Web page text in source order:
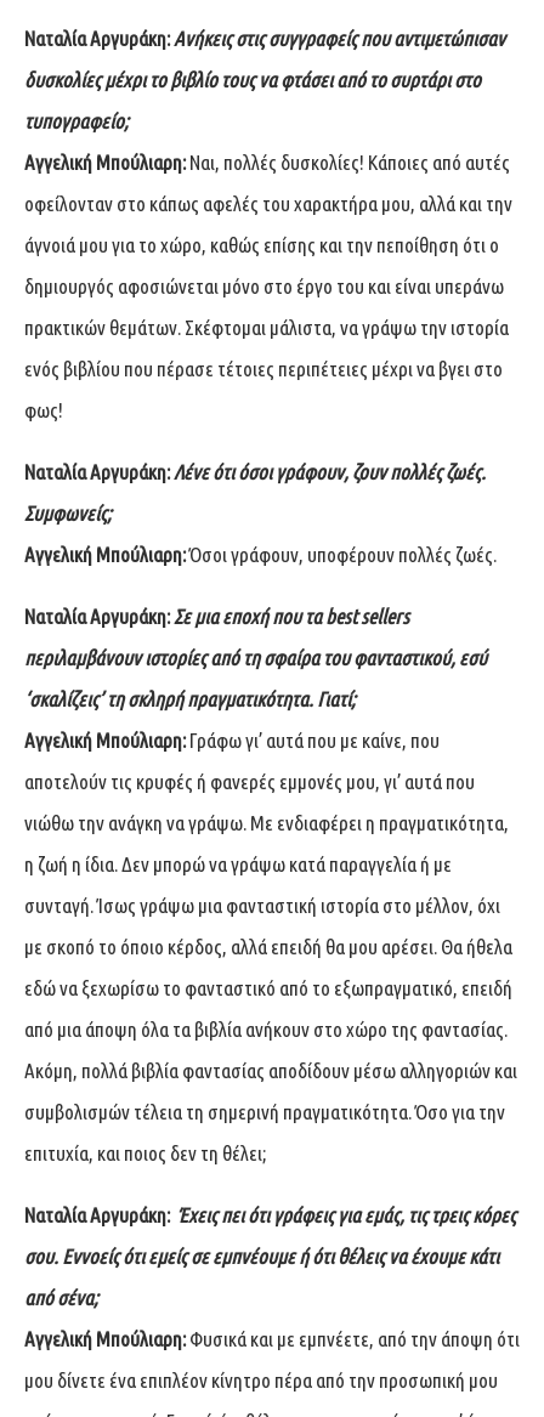
Ναταλία Αργυράκη:Ανήκεις στις συγγραφείς που αντιμετώπισαν
δυσκολίες μέχρι το βιβλίο τους να φτάσει από το συρτάρι στο
τυπογραφείο;
Αγγελική Μπούλιαρη:Ναι, πολλές δυσκολίες! Κάποιες από αυτές
οφείλονταν στο κάπως αφελές του χαρακτήρα μου, αλλά και την
άγνοιά μου για το χώρο, καθώς επίσης και την πεποίθηση ότι ο
δημιουργός αφοσιώνεται μόνο στο έργο του και είναι υπεράνω
πρακτικών θεμάτων. Σκέφτομαι μάλιστα, να γράψω την ιστορία
ενός βιβλίου που πέρασε τέτοιες περιπέτειες μέχρι να βγει στο
φως!
Ναταλία Αργυράκη:Λένε ότι όσοι γράφουν, ζουν πολλές ζωές.
Συμφωνείς;
Αγγελική Μπούλιαρη:Όσοι γράφουν, υποφέρουν πολλές ζωές.
Ναταλία Αργυράκη:Σε μια εποχή που τα best sellers
περιλαμβάνουν ιστορίες από τη σφαίρα του φανταστικού, εσύ
‘σκαλίζεις’ τη σκληρή πραγματικότητα. Γιατί;
Αγγελική Μπούλιαρη:Γράφω γι’ αυτά που με καίνε, που
αποτελούν τις κρυφές ή φανερές εμμονές μου, γι’ αυτά που
νιώθω την ανάγκη να γράψω. Με ενδιαφέρει η πραγματικότητα,
η ζωή η ίδια. Δεν μπορώ να γράψω κατά παραγγελία ή με
συνταγή. Ίσως γράψω μια φανταστική ιστορία στο μέλλον, όχι
με σκοπό το όποιο κέρδος, αλλά επειδή θα μου αρέσει. Θα ήθελα
εδώ να ξεχωρίσω το φανταστικό από το εξωπραγματικό, επειδή
από μια άποψη όλα τα βιβλία ανήκουν στο χώρο της φαντασίας.
Ακόμη, πολλά βιβλία φαντασίας αποδίδουν μέσω αλληγοριών και
συμβολισμών τέλεια τη σημερινή πραγματικότητα. Όσο για την
επιτυχία, και ποιος δεν τη θέλει;
Ναταλία Αργυράκη: Έχεις πει ότι γράφεις για εμάς, τις τρεις κόρες
σου. Εννοείς ότι εμείς σε εμπνέουμε ή ότι θέλεις να έχουμε κάτι
από σένα;
Αγγελική Μπούλιαρη:Φυσικά και με εμπνέετε, από την άποψη ότι
μου δίνετε ένα επιπλέον κίνητρο πέρα από την προσωπική μου